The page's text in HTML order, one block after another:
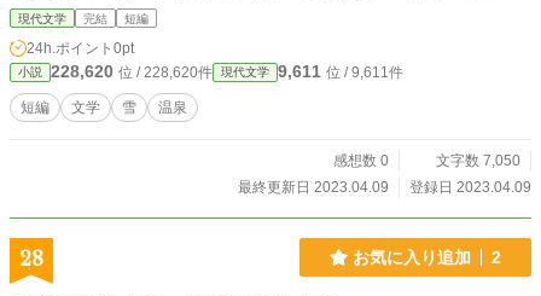
が、想定以上の大雪が降り積もり、このあたりの公共交通機関はほぼ動かなくな
ってしまった。 旧交の仲間と酒を呑もうかと土日にかけて松本まで足を伸ば
し、月曜の朝に間に合えばいいからと夕方まで遊んでいたところに大雪のニュー
スでにわかに騒がしくなった。急な仕事もあるわけでもなしと、チャットで職場
に事情を投げ、雪に阻まれ帰れなくなった旨を伝え、ひとまずは月曜の有給を申
請している。 日曜の夜から大雪でバスが動かないとのニュースが流れていた
雪も誤算だったが、誤算の上乗せは、うかつに移動したことだった。 電車
に乗って少しでも東京に近づこうとしたのが良くなかった。普段は客に優しさを
の席で深く寝てしまっていたのもあり、気付いたときには、電車は止まり、車掌
に起こされ雪だらけのホームに放り出された。 駅舎からも出るように言わ
現代文学 完結 短編
24h.ポイント 0pt
小説 228,620 位 / 228,620件 現代文学 9,611 位 / 9,611件
短編 文学 雪 温泉
感想数 0
文字数 7,050
最終更新日 2023.04.09
登録日 2023.04.09
28 お気に入り追加 2